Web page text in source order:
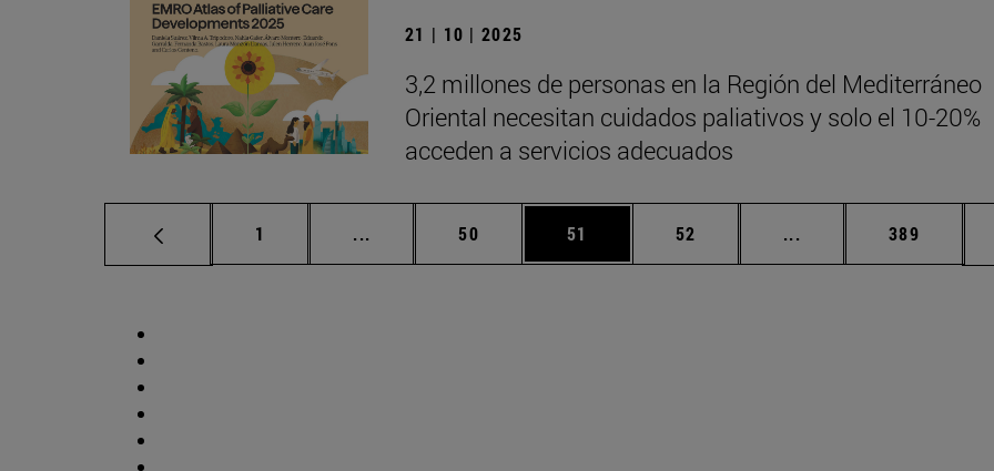
21 | 10 | 2025
3,2 millones de personas en la Región del Mediterráneo
Oriental necesitan cuidados paliativos y solo el 10-20%
acceden a servicios adecuados
Página
1 ... Páginas intermedias Use TAB para desplazarse.
Página
50 Página
51 Página
52 ... Páginas intermedias
Página
389